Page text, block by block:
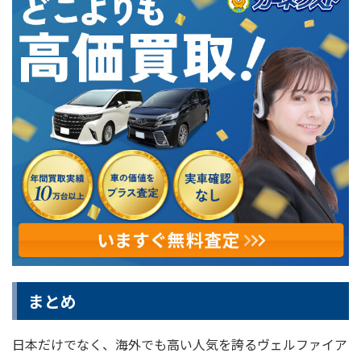
まとめ
日本だけでなく、海外でも高い人気を誇るヴェルファイア